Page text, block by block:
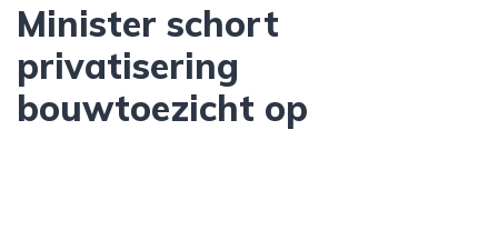
Minister schort
privatisering
bouwtoezicht op